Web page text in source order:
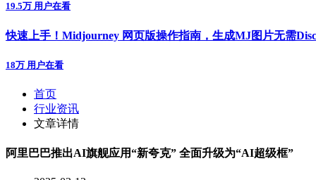
19.5万 用户在看
快速上手！Midjourney 网页版操作指南，生成MJ图片无需
18万 用户在看
首页
行业资讯
文章详情
阿里巴巴推出AI旗舰应用“新夸克” 全面升级为“AI超级框”